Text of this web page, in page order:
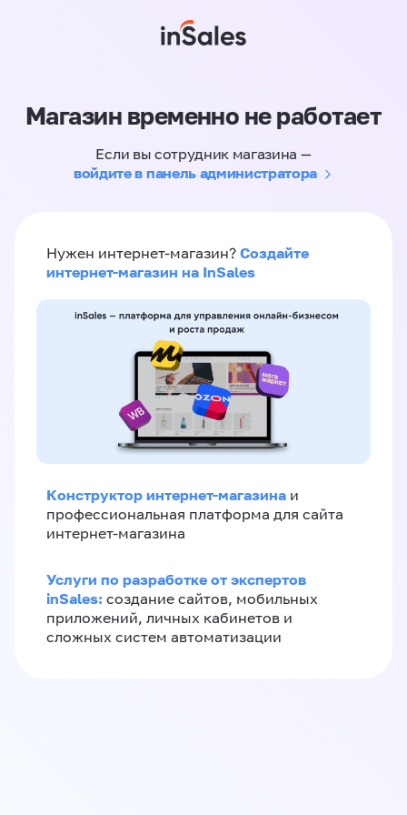
Магазин временно не работает
Если вы сотрудник магазина —
войдите в панель администратора
Нужен интернет-магазин? Создайте
интернет-магазин на InSales
Конструктор интернет-магазина и
профессиональная платформа для сайта
интернет-магазина
Услуги по разработке от экспертов
inSales: создание сайтов, мобильных
приложений, личных кабинетов и
сложных систем автоматизации